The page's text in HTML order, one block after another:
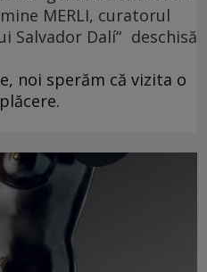
MERLI, curatorul
Salvador Dalí“ deschisă
noi sperăm că vizita o